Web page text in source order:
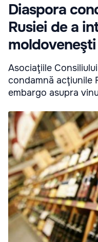
Diaspora
Rusiei de a
moldoveneşti
Asociaţiile
condamnă acţiunile
embargo asupra